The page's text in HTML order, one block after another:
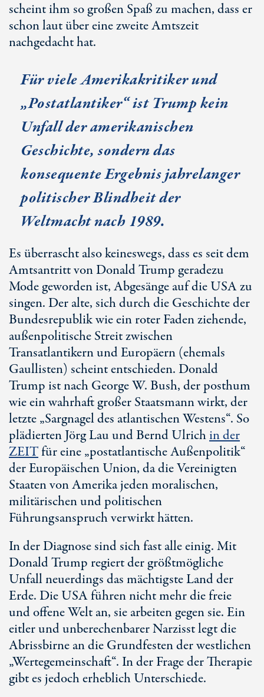
scheint ihm so großen Spaß zu machen, dass er
schon laut über eine zweite Amtszeit
nachgedacht hat.
Für viele Amerikakritiker und
„Postatlantiker“ ist Trump kein
Unfall der amerikanischen
Geschichte, sondern das
konsequente Ergebnis jahrelanger
politischer Blindheit der
Weltmacht nach 1989.
Es überrascht also keineswegs, dass es seit dem
Amtsantritt von Donald Trump geradezu
Mode geworden ist, Abgesänge auf die USA zu
singen. Der alte, sich durch die Geschichte der
Bundesrepublik wie ein roter Faden ziehende,
außenpolitische Streit zwischen
Transatlantikern und Europäern (ehemals
Gaullisten) scheint entschieden. Donald
Trump ist nach George W. Bush, der posthum
wie ein wahrhaft großer Staatsmann wirkt, der
letzte „Sargnagel des atlantischen Westens“. So
plädierten Jörg Lau und Bernd Ulrichin der
ZEITfür eine „postatlantische Außenpolitik“
der Europäischen Union, da die Vereinigten
Staaten von Amerika jeden moralischen,
militärischen und politischen
Führungsanspruch verwirkt hätten.
In der Diagnose sind sich fast alle einig. Mit
Donald Trump regiert der größtmögliche
Unfall neuerdings das mächtigste Land der
Erde. Die USA führen nicht mehr die freie
und offene Welt an, sie arbeiten gegen sie. Ein
eitler und unberechenbarer Narzisst legt die
Abrissbirne an die Grundfesten der westlichen
„Wertegemeinschaft“. In der Frage der Therapie
gibt es jedoch erheblich Unterschiede.